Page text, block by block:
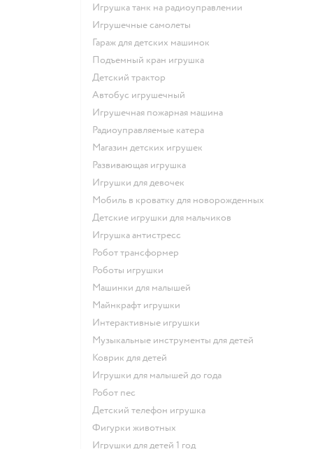
Игрушка танк на радиоуправлении
Игрушечные самолеты
Гараж для детских машинок
Подъемный кран игрушка
Детский трактор
Автобус игрушечный
Игрушечная пожарная машина
Радиоуправляемые катера
Магазин детских игрушек
Развивающая игрушка
Игрушки для девочек
Мобиль в кроватку для новорожденных
Детские игрушки для мальчиков
Игрушка антистресс
Робот трансформер
Роботы игрушки
Машинки для малышей
Майнкрафт игрушки
Интерактивные игрушки
Музыкальные инструменты для детей
Коврик для детей
Игрушки для малышей до года
Робот пес
Детский телефон игрушка
Фигурки животных
Игрушки для детей 1 год